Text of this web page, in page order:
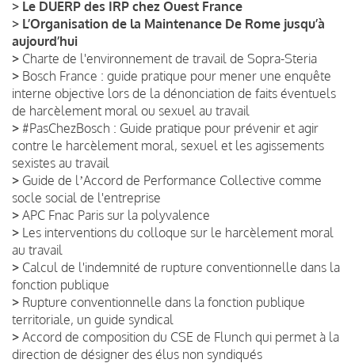
> Le DUERP des IRP chez Ouest France
> L’Organisation de la Maintenance De Rome jusqu’à
aujourd’hui
> Charte de l'environnement de travail de Sopra-Steria
> Bosch France : guide pratique pour mener une enquête
interne objective lors de la dénonciation de faits éventuels
de harcèlement moral ou sexuel au travail
> #PasChezBosch : Guide pratique pour prévenir et agir
contre le harcèlement moral, sexuel et les agissements
sexistes au travail
> Guide de lʼAccord de Performance Collective comme
socle social de l'entreprise
> APC Fnac Paris sur la polyvalence
> Les interventions du colloque sur le harcèlement moral
au travail
> Calcul de l'indemnité de rupture conventionnelle dans la
fonction publique
> Rupture conventionnelle dans la fonction publique
territoriale, un guide syndical
> Accord de composition du CSE de Flunch qui permet à la
direction de désigner des élus non syndiqués